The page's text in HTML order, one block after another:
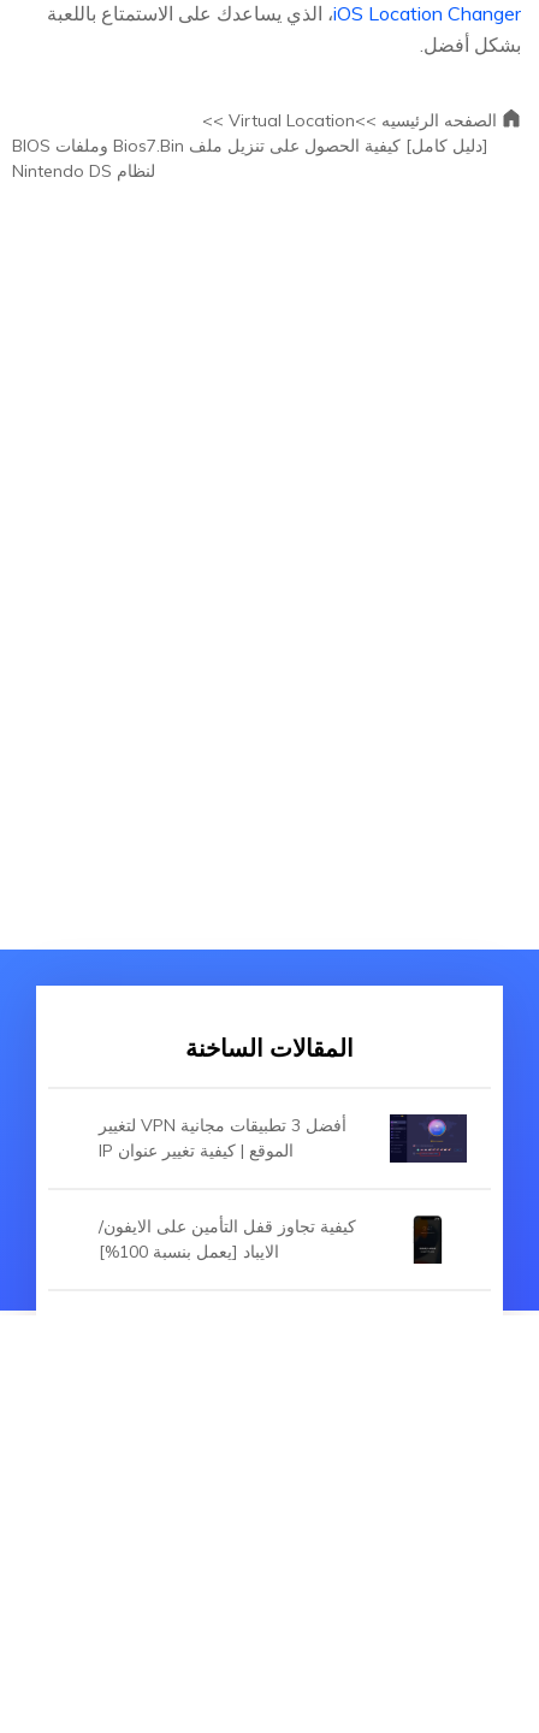
iOS Location Changer، الذي يساعدك على الاستمتاع باللعبة
بشكل أفضل.
الصفحه الرئيسيه >>Virtual Location >>
[دليل كامل] كيفية الحصول على تنزيل ملف Bios7.Bin وملفات BIOS
لنظام Nintendo DS
المقالات الساخنة
أفضل 3 تطبيقات مجانية VPN لتغيير
الموقع | كيفية تغيير عنوان IP
كيفية تجاوز قفل التأمين على الايفون/
الايباد [يعمل بنسبة 100%]